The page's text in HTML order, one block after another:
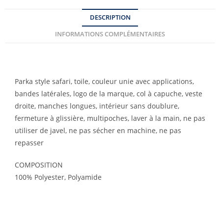
DESCRIPTION
INFORMATIONS COMPLÉMENTAIRES
Parka style safari, toile, couleur unie avec applications,
bandes latérales, logo de la marque, col à capuche, veste
droite, manches longues, intérieur sans doublure,
fermeture à glissière, multipoches, laver à la main, ne pas
utiliser de javel, ne pas sécher en machine, ne pas
repasser
COMPOSITION
100% Polyester, Polyamide